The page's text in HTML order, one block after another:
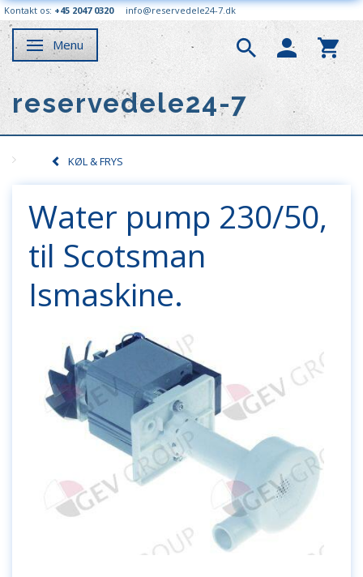
Kontakt os: +45 2047 0320 info@reservedele24-7.dk
Skifte navigation
Menu
reservedele24-7
KØL & FRYS
Water pump 230/50,
til Scotsman
Ismaskine.